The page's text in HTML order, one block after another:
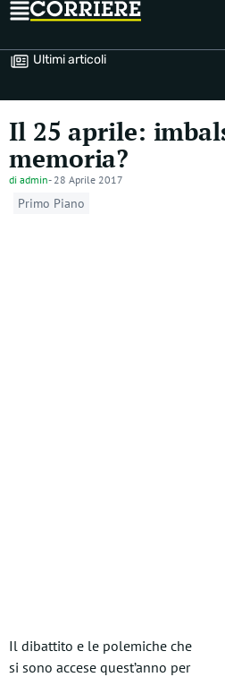
Ultimi articoli
Il 25 aprile:
memoria?
di admin- 28 Aprile 2017
Primo Piano
Il dibattito e le polemiche che
si sono accese quest’anno per